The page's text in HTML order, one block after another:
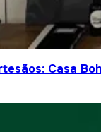
Casa